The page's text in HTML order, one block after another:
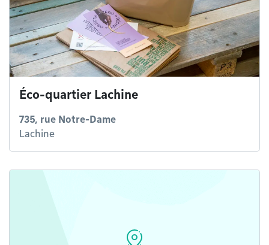
Éco-quartier Lachine
735, rue Notre-Dame
Lachine